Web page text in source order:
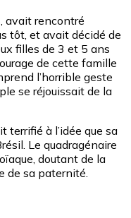
avait rencontré
tôt, et avait décidé de
filles de 3 et 5 ans
de cette famille
l’horrible geste
se réjouissait de la
terrifié à l’idée que sa
Le quadragénaire
doutant de la
de sa paternité.